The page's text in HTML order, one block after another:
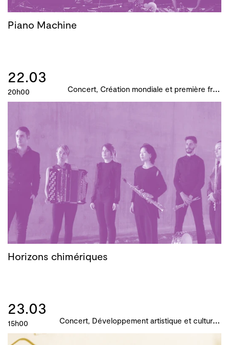
Piano Machine
22.03
20h00 C
oncert, Création mondiale et première française, B!ME 2024
Horizons chimériques
23.03
15h00 C
oncert, Développement artistique et culturel des territoires, Actions culturelles, B!ME 2024